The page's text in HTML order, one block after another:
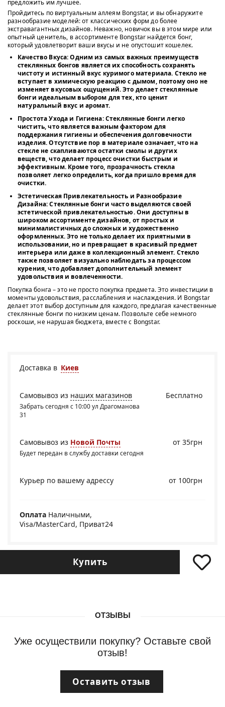
предложить им лучшее.
Пройдитесь по виртуальным аллеям Bongstar, и вы обнаружите
разнообразие моделей: от классических форм до более
экстравагантных дизайнов. Неважно, новичок вы в этом мире или
опытный ценитель, в ассортименте Bongstar найдется бонг,
который удовлетворит ваши вкусы и не опустошит кошелек.
Качество Вкуса: Одним из самых важных преимуществ
стеклянных бонгов является их способность сохранять
чистоту и истинный вкус куримого материала. Стекло не
вступает в химическую реакцию с дымом, поэтому оно не
изменяет вкусовых ощущений. Это делает стеклянные
бонги идеальным выбором для тех, кто ценит
натуральный вкус и аромат.
Простота Ухода и Гигиена: Стеклянные бонги легко
чистить, что является важным фактором для
поддержания гигиены и обеспечения долговечности
изделия. Отсутствие пор в материале означает, что на
стекле не скапливаются остатки смолы и других
веществ, что делает процесс очистки быстрым и
эффективным. Кроме того, прозрачность стекла
позволяет легко определить, когда пришло время для
очистки.
Эстетическая Привлекательность и Разнообразие
Дизайна: Стеклянные бонги часто выделяются своей
эстетической привлекательностью. Они доступны в
широком ассортименте дизайнов, от простых и
минималистичных до сложных и художественно
оформленных. Это не только делает их приятными в
использовании, но и превращает в красивый предмет
интерьера или даже в коллекционный элемент. Стекло
также позволяет визуально наблюдать за процессом
курения, что добавляет дополнительный элемент
удовольствия и вовлеченности.
Покупка бонга – это не просто покупка предмета. Это инвестиции в
моменты удовольствия, расслабления и наслаждения. И Bongstar
делает этот выбор доступным для каждого, предлагая качественные
стеклянные бонги по низким ценам. Позвольте себе немного
роскоши, не нарушая бюджета, вместе с Bongstar.
Доставка в Киев
Бесплатно
Самовывоз из наших магазинов
Забрать сегодня с 10:00 ул Драгоманова
31
Самовывоз из Новой Почты
Будет передан в службу доставки сегодня
от 35грн
Курьер по вашему адрессу от 100грн
Оплата Наличными,
Visa/MasterCard, Приват24
Купить
ОТЗЫВЫ
Уже осуществили покупку? Оставьте свой
отзыв!
Оставить отзыв